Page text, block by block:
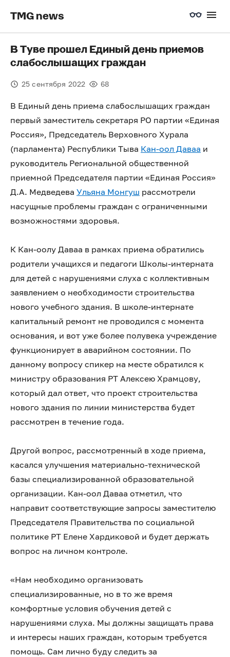
TMG news
В Туве прошел Единый день приемов
слабослышащих граждан
25 сентября 2022 68
В Единый день приема слабослышащих граждан
первый заместитель секретаря РО партии «Единая
Россия», Председатель Верховного Хурала
(парламента) Республики Тыва Кан-оол Даваа и
руководитель Региональной общественной
приемной Председателя партии «Единая Россия»
Д.А. Медведева Ульяна Монгуш рассмотрели
насущные проблемы граждан с ограниченными
возможностями здоровья.
К Кан-оолу Даваа в рамках приема обратились
родители учащихся и педагоги Школы-интерната
для детей с нарушениями слуха с коллективным
заявлением о необходимости строительства
нового учебного здания. В школе-интернате
капитальный ремонт не проводился с момента
основания, и вот уже более полувека учреждение
функционирует в аварийном состоянии. По
данному вопросу спикер на месте обратился к
министру образования РТ Алексею Храмцову,
который дал ответ, что проект строительства
нового здания по линии министерства будет
рассмотрен в течение года.
Другой вопрос, рассмотренный в ходе приема,
касался улучшения материально-технической
базы специализированной образовательной
организации. Кан-оол Даваа отметил, что
направит соответствующие запросы заместителю
Председателя Правительства по социальной
политике РТ Елене Хардиковой и будет держать
вопрос на личном контроле.
«Нам необходимо организовать
специализированные, но в то же время
комфортные условия обучения детей с
нарушениями слуха. Мы должны защищать права
и интересы наших граждан, которым требуется
помощь. Сам лично буду следить за